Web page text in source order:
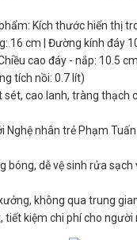
Kích thước hiển thị
16 cm | Đường kính đáy
cao đáy - nắp: 10.5
tích nồi: 0.7 lít)
sét, cao lanh, tràng thạch
Nghệ nhân trẻ Phạm
bóng, dễ vệ sinh rửa
không qua trung
tiết kiệm chi phí cho người